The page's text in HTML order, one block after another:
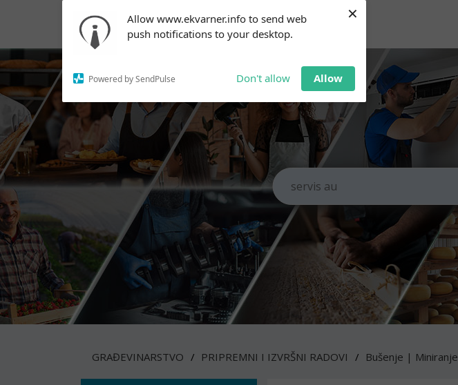
Allow www.ekvarner.info to send web
push notifications to your desktop.
Powered by SendPulse Don't allow Allow
×
notifications!
To enable permission prompts, click
on the notification icon
GRAĐEVINARSTVO PRIPREMNI I IZVRŠNI RADOVI Bušenje | Miniranje